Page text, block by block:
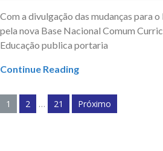
Com a divulgação das mudanças para
pela nova Base Nacional Comum
Educação publica portaria
Continue Reading
Paginação
1 2 … 21 Próximo